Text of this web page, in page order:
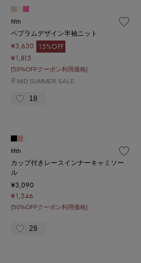
fifth
ペプラムデザイン半袖ニット
¥3,630
15%OFF
¥1,815
[50%OFFクーポン利用価格]
# MID SUMMER SALE
18
fifth
カップ付きレースインナーキャミソー
ル
¥3,090
¥1,546
[50%OFFクーポン利用価格]
28